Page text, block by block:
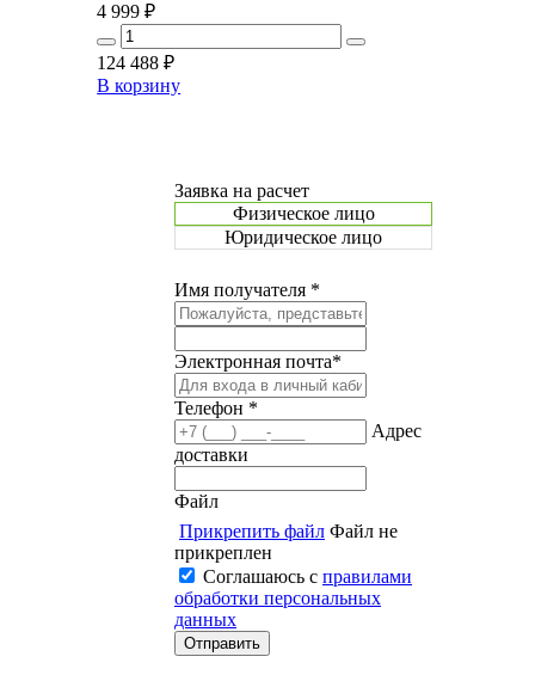
4 999 ₽
124 488 ₽
В корзину
Заявка на расчет
Физическое лицо
Юридическое лицо
Имя получателя *
Электронная почта*
Телефон *
Адрес
доставки
Файл
Прикрепить файл Файл не
прикреплен
Соглашаюсь с правилами
обработки персональных
данных